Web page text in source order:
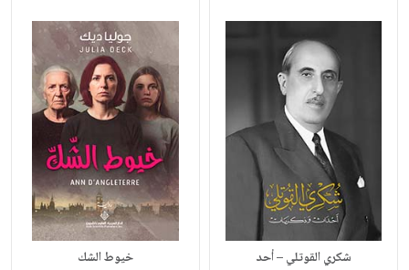
شكري القوتلي – أحد خيوط الشك